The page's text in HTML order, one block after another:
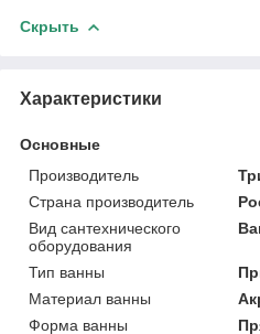
Скрыть
Характеристики
Основные
Производитель
Страна производитель
Вид сантехнического
оборудования
Тип ванны
Материал ванны
Форма ванны